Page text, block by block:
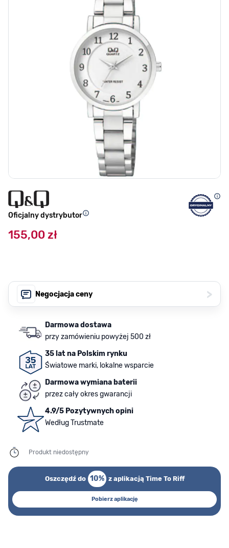
Oficjalny dystrybutor
155,00 zł
Negocjacja ceny >
Darmowa dostawa
przy zamówieniu powyżej 500 zł
35 lat na Polskim rynku
Światowe marki, lokalne wsparcie
Darmowa wymiana baterii
przez cały okres gwarancji
4.9/5 Pozytywnych opini
Według Trustmate
Produkt niedostępny
Oszczędź do 10% z aplikacją Time To Riff
Pobierz aplikację